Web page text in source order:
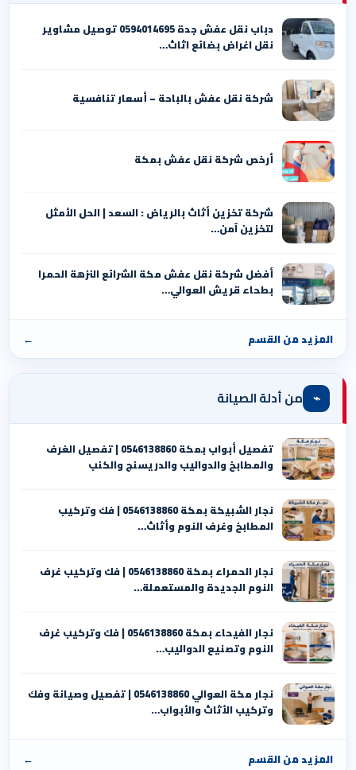
دباب نقل عفش جدة 0594014695 توصيل مشاوير
نقل اغراض بضائع اثاث…
شركة نقل عفش بالباحة – أسعار تنافسية
أرخص شركة نقل عفش بمكة
شركة تخزين أثاث بالرياض : السعد | الحل الأمثل
لتخزين آمن…
أفضل شركة نقل عفش مكة الشرائع النزهة الحمرا
بطحاء قريش العوالي…
المزيد من القسم ←
⌁ من أدلة الصيانة
تفصيل أبواب بمكة 0546138860 | تفصيل الغرف
والمطابخ والدواليب والدريسنج والكنب
نجار الشبيكة بمكة 0546138860⁩ | فك وتركيب
المطابخ وغرف النوم وأثاث…
نجار الحمراء بمكة 0546138860⁩ | فك وتركيب غرف
النوم الجديدة والمستعملة…
نجار الفيحاء بمكة 0546138860⁩ | فك وتركيب غرف
النوم وتصنيع الدواليب…
نجار مكة العوالي 0546138860⁩ | تفصيل وصيانة وفك
وتركيب الأثاث والأبواب…
المزيد من القسم ←